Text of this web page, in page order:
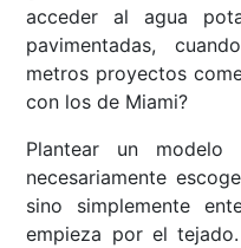
acceder al agua
pavimentadas,
metros proyectos
con los de Miami?
Plantear un
necesariamente
sino simplemente
empieza por el